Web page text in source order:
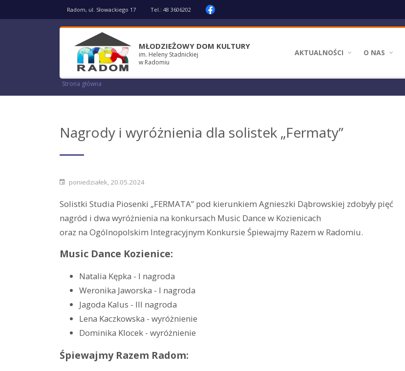
do
Radom, ul. Słowackiego 17 Tel.: 48 3606202
MŁODZIEŻOWY DOM KULTURY
im. Heleny Stadnickiej
w Radomiu
Główna
AKTUALNOŚCI O NAS
Ścieżka
Strona główna
Nagrody i wyróżnienia dla solistek „Fermaty”
poniedziałek, 20.05.2024
Solistki Studia Piosenki „FERMATA” pod kierunkiem Agnieszki Dąbrowskiej zdobyły pięć
nagród i dwa wyróżnienia na konkursach Music Dance w Kozienicach
oraz na Ogólnopolskim Integracyjnym Konkursie Śpiewajmy Razem w Radomiu.
Music Dance Kozienice:
Natalia Kępka - I nagroda
Weronika Jaworska - I nagroda
Jagoda Kalus - III nagroda
Lena Kaczkowska - wyróżnienie
Dominika Klocek - wyróżnienie
Śpiewajmy Razem Radom: